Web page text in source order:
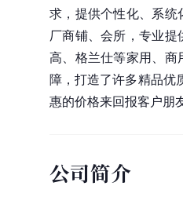
求，提供个性化、系统
厂商铺、会所，专业
高、 格兰仕等家用、商
障，打造了许多精品优
惠的价格来回报客户朋
公司简介